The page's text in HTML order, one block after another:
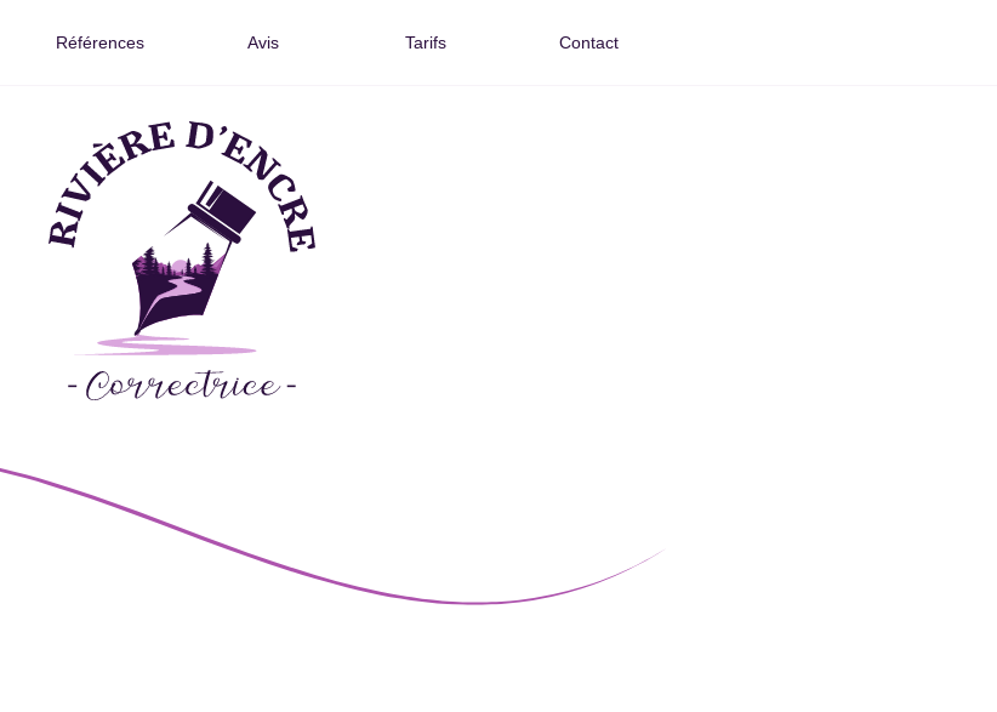
Références Avis Tarifs Contact